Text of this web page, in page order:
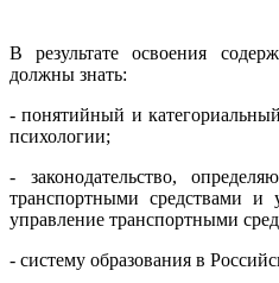
В результате освоения
должны знать:
- понятийный и
психологии;
- законодательство,
транспортными средствами и
управление транспортными
- систему образования в